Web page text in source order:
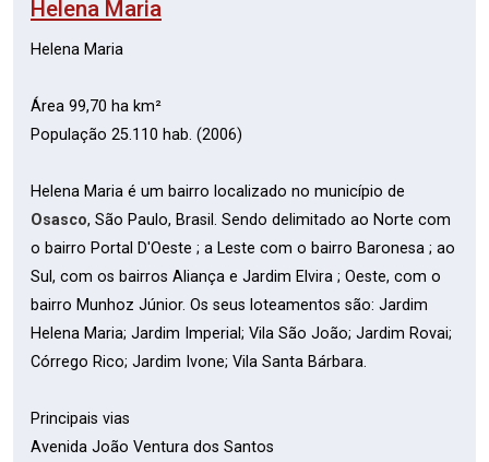
Helena Maria
Helena Maria
Área 99,70 ha km²
População 25.110 hab. (2006)
Helena Maria é um bairro localizado no município de
Osasco, São Paulo, Brasil. Sendo delimitado ao Norte com
o bairro Portal D'Oeste ; a Leste com o bairro Baronesa ; ao
Sul, com os bairros Aliança e Jardim Elvira ; Oeste, com o
bairro Munhoz Júnior. Os seus loteamentos são: Jardim
Helena Maria; Jardim Imperial; Vila São João; Jardim Rovai;
Córrego Rico; Jardim Ivone; Vila Santa Bárbara.
Principais vias
Avenida João Ventura dos Santos